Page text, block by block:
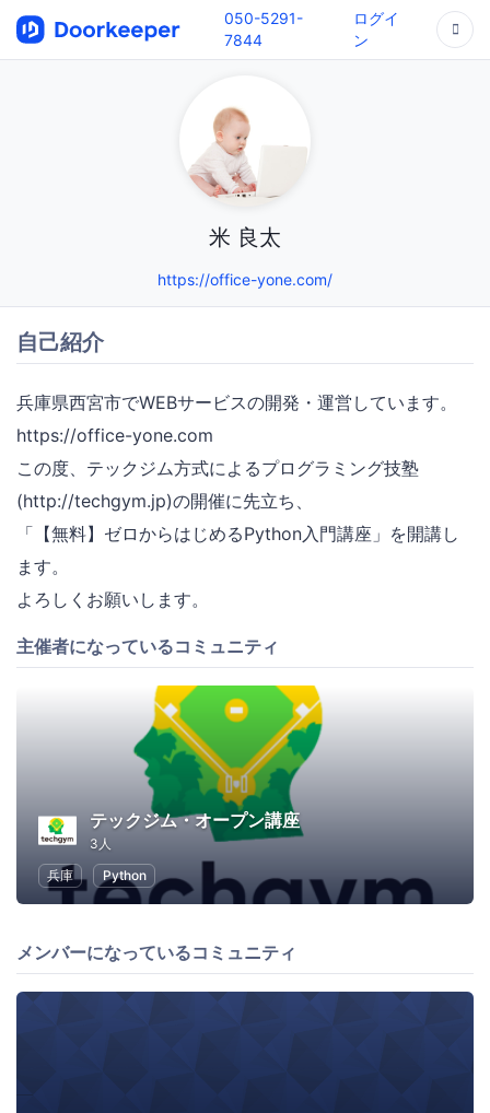
050-5291-
7844
ログイ
ン
米 良太
https://office-yone.com/
自己紹介
兵庫県西宮市でWEBサービスの開発・運営しています。
https://office-yone.com
この度、テックジム方式によるプログラミング技塾
(http://techgym.jp)の開催に先立ち、
「【無料】ゼロからはじめるPython入門講座」を開講し
ます。
よろしくお願いします。
主催者になっているコミュニティ
テックジム・オープン講座
3人
兵庫
Python
メンバーになっているコミュニティ